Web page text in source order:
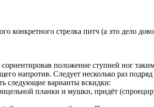
конкретного стрелка питч (а это дело
положение ступней ног
напротив. Следует несколько раз
следующие варианты вскидки:
планки и мушки, придёт